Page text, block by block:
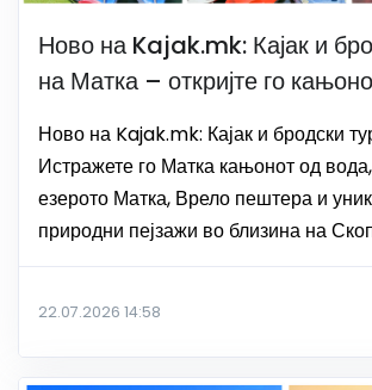
Ново на Kajak.mk: Кајак и
на Матка – откријте го
Ново на Kajak.mk: Кајак и бродски
Истражете го Матка кањонот од
езерото Матка, Врело пештера и
природни пејзажи во близина на
22.07.2026 14:58